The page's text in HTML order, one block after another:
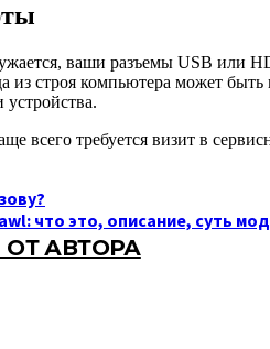
ваши разъемы USB или
строя компьютера может быть
всего требуется визит в
что это, описание, суть
АВТОРА